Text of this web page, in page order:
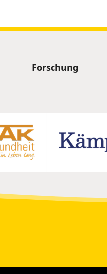
Forschung